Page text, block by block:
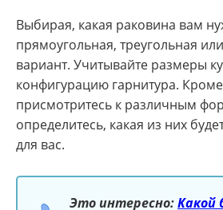
Выбирая, какая раковина вам
прямоугольная, треугольная
вариант. Учитывайте размеры
конфигурацию гарнитура. Кроме
присмотритесь к различным
определитесь, какая из них
для вас.
Это интересно:Какой